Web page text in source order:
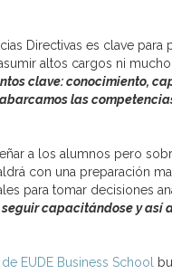
Directivas es clave
altos cargos ni
clave: conocimiento,
las
a los alumnos pero
con una preparación
para tomar decisiones
capacitándose y así
EUDE Business School